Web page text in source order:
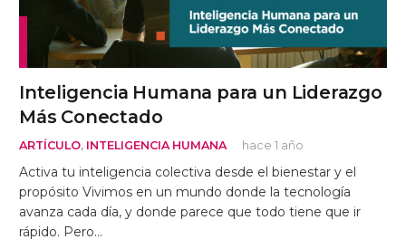
Inteligencia Humana para un Liderazgo
Más Conectado
ARTÍCULO, INTELIGENCIA HUMANA hace 1 año
Activa tu inteligencia colectiva desde el bienestar y el
propósito Vivimos en un mundo donde la tecnología
avanza cada día, y donde parece que todo tiene que ir
rápido. Pero…